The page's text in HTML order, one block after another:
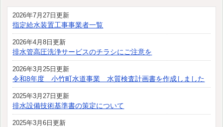
2026年7月27日更新
指定給水装置工事事業者一覧
2026年4月8日更新
排水管高圧洗浄サービスのチラシにご注意を
2026年3月25日更新
令和8年度 小竹町水道事業 水質検査計画書を作成しました
2025年3月27日更新
排水設備技術基準書の策定について
2025年3月6日更新